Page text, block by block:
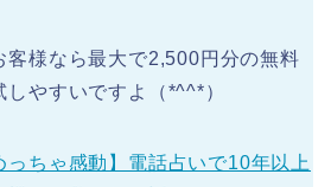
客様なら最大で2,500円分の無料
やすいですよ（*^^*）
っちゃ感動】電話占いで10年以上